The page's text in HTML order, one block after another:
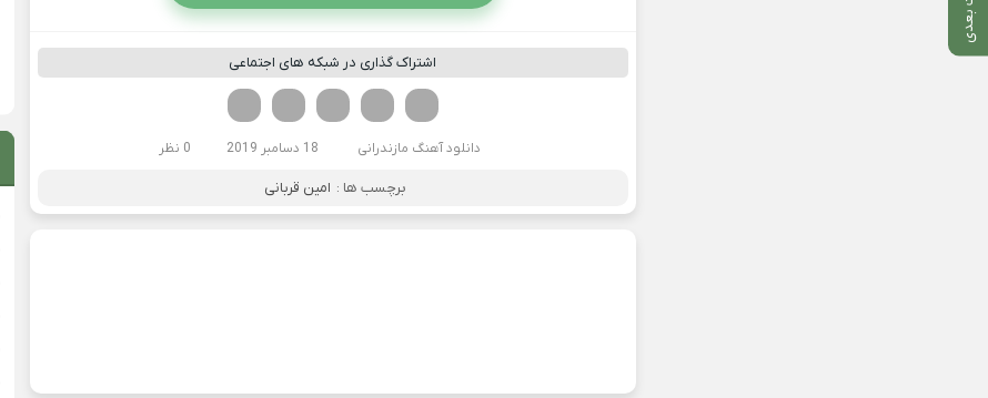
اشتراک گذاری در شبکه های اجتماعی
لینکدین تویتر
فیسوک
دانلود آهنگ مازندرانی 18 دسامبر 2019 0 نظر
برچسب ها : امین قربانی